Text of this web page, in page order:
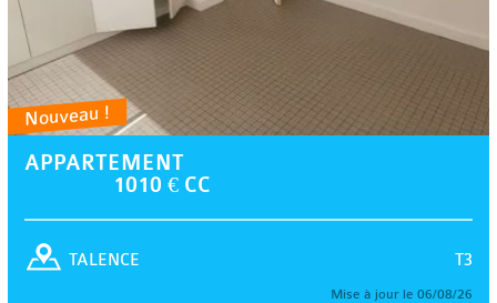
Nouveau !
APPARTEMENT
1010 € CC
T3
TALENCE
Mise à jour le 06/08/26